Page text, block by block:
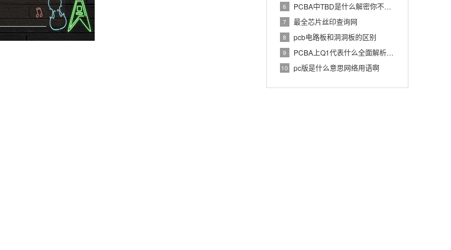
6 PCBA中TBD是什么解密你不知道的电子行业术语
7 最全芯片丝印查询网
8 pcb电路板和洞洞板的区别
9 PCBA上Q1代表什么全面解析PCB电路板中Q1的作用
10 pc版是什么意思网络用语啊